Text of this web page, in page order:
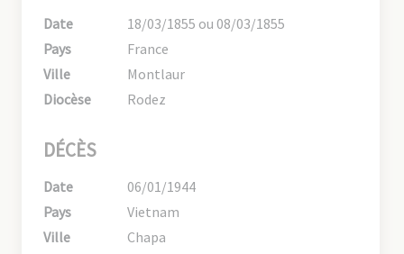
Date
18/03/1855 ou 08/03/1855
Pays
France
Ville
Montlaur
Diocèse
Rodez
DÉCÈS
Date
06/01/1944
Pays
Vietnam
Ville
Chapa